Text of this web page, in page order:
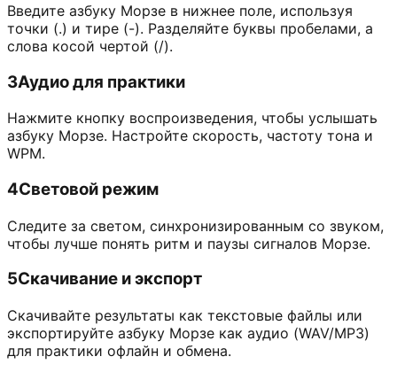
Введите азбуку Морзе в нижнее поле, используя
точки (.) и тире (-). Разделяйте буквы пробелами, а
слова косой чертой (/).
3Аудио для практики
Нажмите кнопку воспроизведения, чтобы услышать
азбуку Морзе. Настройте скорость, частоту тона и
WPM.
4Световой режим
Следите за светом, синхронизированным со звуком,
чтобы лучше понять ритм и паузы сигналов Морзе.
5Скачивание и экспорт
Скачивайте результаты как текстовые файлы или
экспортируйте азбуку Морзе как аудио (WAV/MP3)
для практики офлайн и обмена.